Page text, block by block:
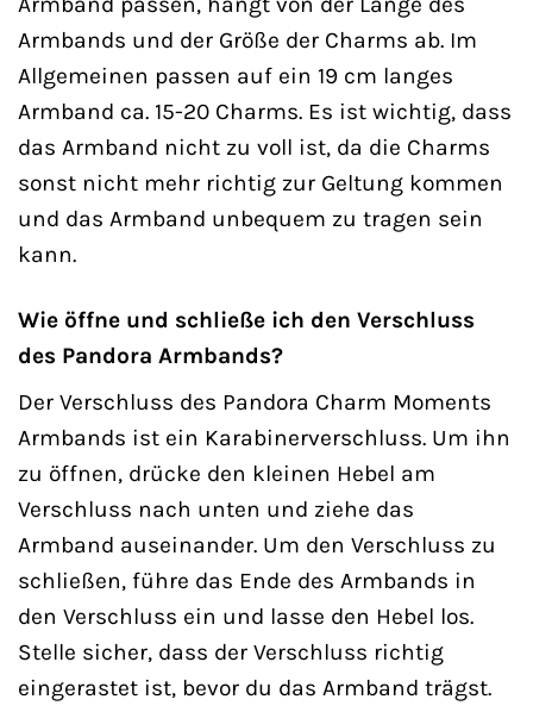
Armbands und der Größe der Charms ab. Im
Allgemeinen passen auf ein 19 cm langes
Armband ca. 15-20 Charms. Es ist wichtig, dass
das Armband nicht zu voll ist, da die Charms
sonst nicht mehr richtig zur Geltung kommen
und das Armband unbequem zu tragen sein
kann.
Wie öffne und schließe ich den Verschluss
des Pandora Armbands?
Der Verschluss des Pandora Charm Moments
Armbands ist ein Karabinerverschluss. Um ihn
zu öffnen, drücke den kleinen Hebel am
Verschluss nach unten und ziehe das
Armband auseinander. Um den Verschluss zu
schließen, führe das Ende des Armbands in
den Verschluss ein und lasse den Hebel los.
Stelle sicher, dass der Verschluss richtig
eingerastet ist, bevor du das Armband trägst.